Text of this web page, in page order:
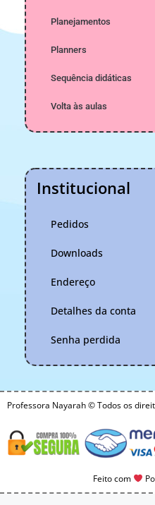
Planejamentos
Planners
Sequência didáticas
Volta às aulas
Institucional
Pedidos
Downloads
Endereço
Detalhes da conta
Senha perdida
Professora Nayarah © Todos os
Feito com